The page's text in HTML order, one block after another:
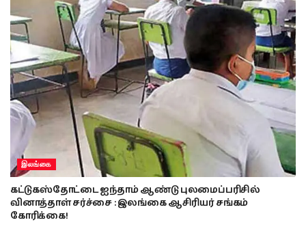
இலங்கை
கட்டுகஸ்தோட்டை ஐந்தாம் ஆண்டு புலமைப்பரிசில்
வினாத்தாள் சர்ச்சை : இலங்கை ஆசிரியர் சங்கம்
கோரிக்கை!